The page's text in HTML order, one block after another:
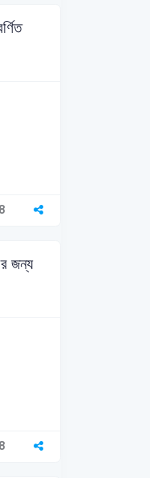
জন্য